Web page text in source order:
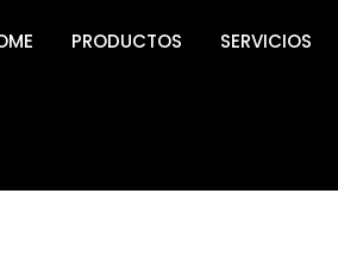
PRODUCTOS SERVICIOS